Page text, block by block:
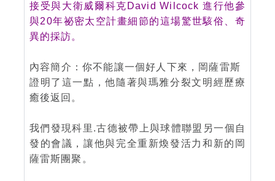
接受與大衛威爾科克David Wilcock 進行他參
與20年祕密太空計畫細節的這場驚世駭俗、奇
異的採訪。
內容簡介：你不能讓一個好人下來，岡薩雷斯
證明了這一點，他隨著與瑪雅分裂文明經歷療
癒後返回。
我們發現科里.古德被帶上與球體聯盟另一個自
發的會議，讓他與完全重新煥發活力和新的岡
薩雷斯團聚。